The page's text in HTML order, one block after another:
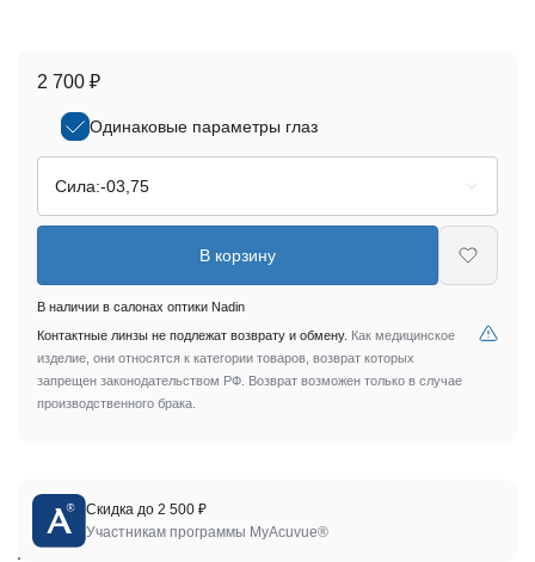
Линзы для коррекции зрения ACUVUE OASYS for
ASTIGMATISM
2 700 ₽
Одинаковые параметры глаз
Сила:-03,75
В корзину
В наличии в салонах оптики Nadin
Контактные линзы не подлежат возврату и обмену. Как медицинское
изделие, они относятся к категории товаров, возврат которых
запрещен законодательством РФ. Возврат возможен только в случае
производственного брака.
Скидка до 2 500 ₽
Участникам программы MyAcuvue®